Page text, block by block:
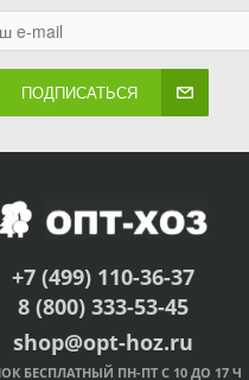
ПОДПИСАТЬСЯ
+7 (499) 110-36-37
8 (800) 333-53-45
shop@opt-hoz.ru
БЕСПЛАТНЫЙ ПН-ПТ С 10 ДО 17 Ч